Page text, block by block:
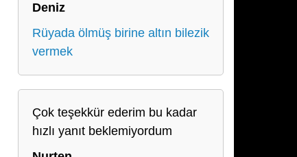
Deniz
Rüyada ölmüş birine altın bilezik
vermek
Çok teşekkür ederim bu kadar
hızlı yanıt beklemiyordum